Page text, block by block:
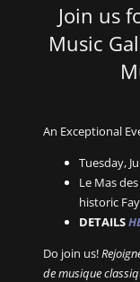
Join us
Music
An Exceptional
Tuesday,
Le Mas
historic
DETAILS
Do join us!
de musique